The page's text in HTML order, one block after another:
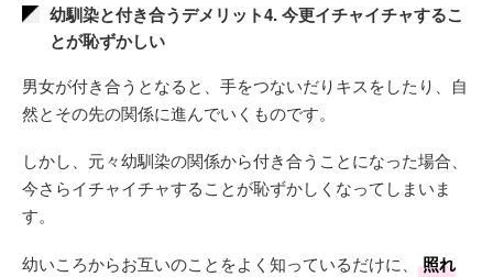
幼馴染と付き合うデメリット4. 今更イチャイチャするこ
とが恥ずかしい
男女が付き合うとなると、手をつないだりキスをしたり、自
然とその先の関係に進んでいくものです。
しかし、元々幼馴染の関係から付き合うことになった場合、
今さらイチャイチャすることが恥ずかしくなってしまいま
す。
幼いころからお互いのことをよく知っているだけに、
照れ